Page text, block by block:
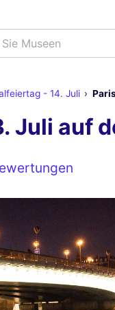
M
- 14. Juli
Juli auf